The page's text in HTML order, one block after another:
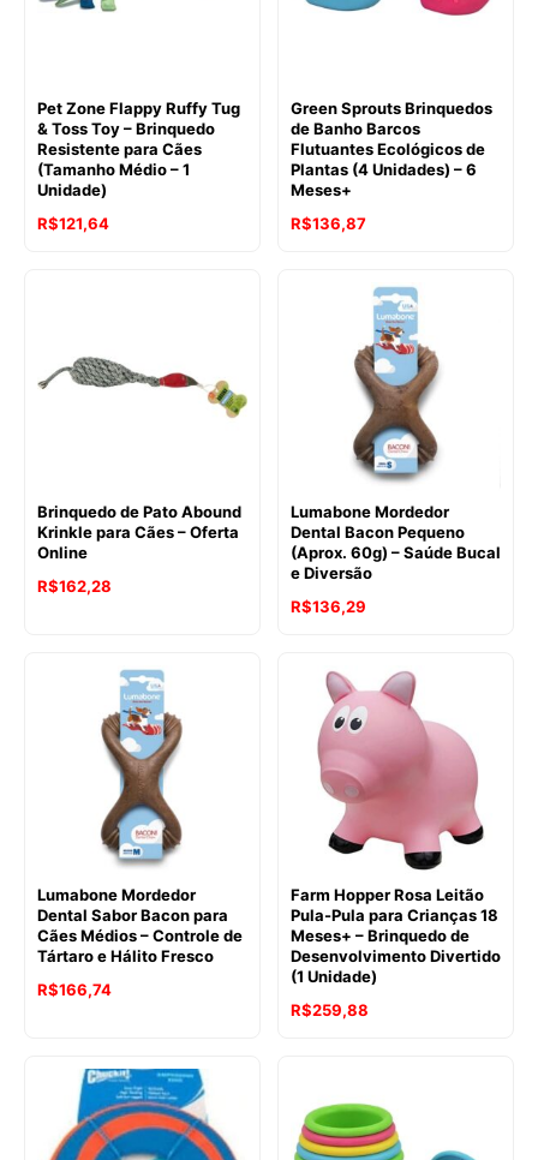
Pet Zone Flappy Ruffy Tug
& Toss Toy – Brinquedo
Resistente para Cães
(Tamanho Médio – 1
Unidade)
R$121,64
Green Sprouts Brinquedos
de Banho Barcos
Flutuantes Ecológicos de
Plantas (4 Unidades) – 6
Meses+
O
R$152,09.
R$136,87O
atual
é:
R$136,87.
Brinquedo de Pato Abound
Krinkle para Cães – Oferta
Online
R$162,28
Lumabone Mordedor
Dental Bacon Pequeno
(Aprox. 60g) – Saúde Bucal
e Diversão
R$136,29
Lumabone Mordedor
Dental Sabor Bacon para
Cães Médios – Controle de
Tártaro e Hálito Fresco
R$166,74
Farm Hopper Rosa Leitão
Pula-Pula para Crianças 18
Meses+ – Brinquedo de
Desenvolvimento Divertido
(1 Unidade)
O
era:
R$310,80.
R$259,88
é:
R$259,88.